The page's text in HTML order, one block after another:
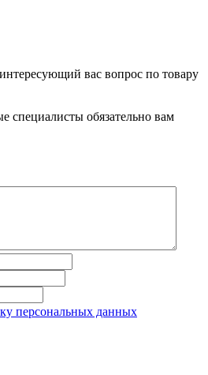
вас вопрос по товару
обязательно вам
персональных данных